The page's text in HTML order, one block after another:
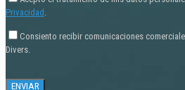
Privacidad
Consiento recibir comunicaciones
Divers.